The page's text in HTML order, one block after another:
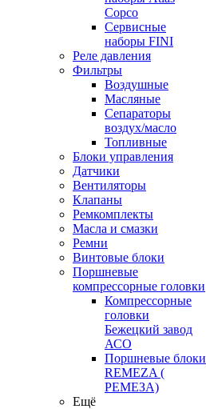
Copco
Сервисные
наборы FINI
Реле давления
Фильтры
Воздушные
Масляные
Сепараторы
воздух/масло
Топливные
Блоки управления
Датчики
Вентиляторы
Клапаны
Ремкомплекты
Масла и смазки
Ремни
Винтовые блоки
Поршневые
компрессорные головки
Компрессорные
головки
Бежецкий завод
АСО
Поршневые блоки
REMEZA (
РЕМЕЗА)
Ещё